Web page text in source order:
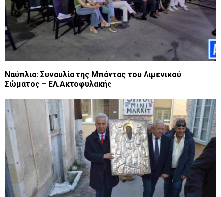
Ναύπλιο: Συναυλία της Μπάντας του Λιμενικού
Σώματος – ΕΛ.Ακτοφυλακής